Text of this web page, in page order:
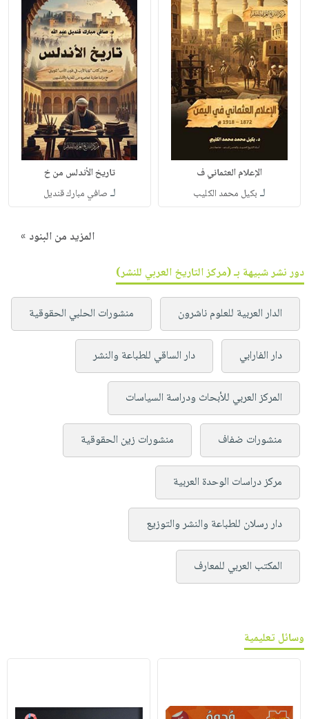
الإعلام العثماني ف
لـ بكيل محمد الكليب
تاريخ الأندلس من خ
لـ صافي مبارك قنديل
المزيد من البنود »
دور نشر شبيهة بـ (مركز التاريخ العربي للنشر)
الدار العربية للعلوم ناشرون منشورات الحلبي الحقوقية
دار الفارابي دار الساقي للطباعة والنشر
المركز العربي للأبحاث ودراسة السياسات
منشورات ضفاف منشورات زين الحقوقية
مركز دراسات الوحدة العربية
دار رسلان للطباعة والنشر والتوزيع
المكتب العربي للمعارف
وسائل تعليمية